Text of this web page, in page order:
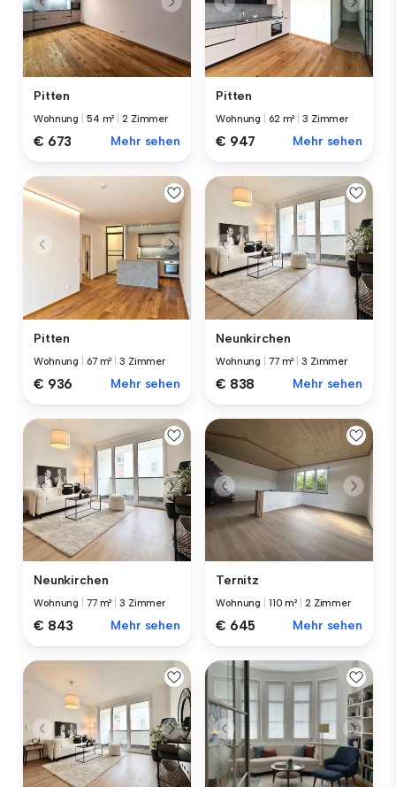
Pitten
Wohnung 54 m² |2 Zimmer
€ 673 Mehr sehen
Pitten
Wohnung 62 m² |3 Zimmer
€ 947 Mehr sehen
Pitten
Wohnung 67 m² |3 Zimmer
€ 936 Mehr sehen
Neunkirchen
Wohnung 77 m² |3 Zimmer
€ 838 Mehr sehen
Neunkirchen
Wohnung 77 m² |3 Zimmer
€ 843 Mehr sehen
Ternitz
Wohnung 110 m² 2 Zimmer
€ 645 Mehr sehen